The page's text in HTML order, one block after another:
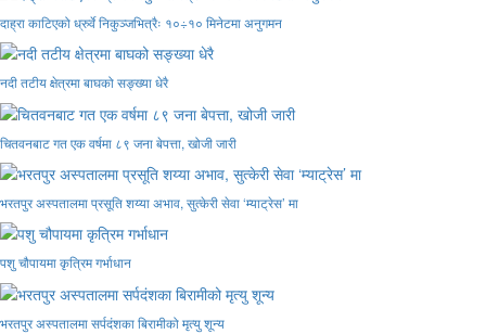
दाह्रा काटिएको ध्रुर्वे निकुञ्जभित्रैः १०÷१० मिनेटमा अनुगमन
नदी तटीय क्षेत्रमा बाघको सङ्ख्या धेरै
चितवनबाट गत एक वर्षमा ८९ जना बेपत्ता, खोजी जारी
भरतपुर अस्पतालमा प्रसूति शय्या अभाव, सुत्केरी सेवा ‘म्याट्रेस’ मा
पशु चौपायमा कृत्रिम गर्भाधान
भरतपुर अस्पतालमा सर्पदंशका बिरामीको मृत्यु शून्य